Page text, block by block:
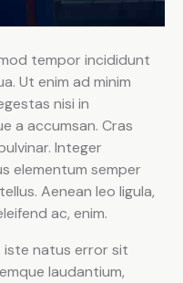
Ut enim ad minim
nisi in
a accumsan. Cras
Integer
elementum semper
Aenean leo ligula,
ac, enim.
iste natus error sit
laudantium,